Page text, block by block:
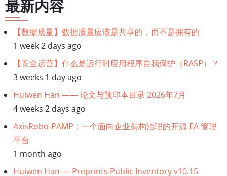
链
接：
数
字
化
营
销
最新内容
【数据质量】数据质量应该是共享的，而不是拥有的
1 week 2 days ago
【安全运营】什么是运行时应用程序自我保护（RASP）？
3 weeks 1 day ago
Huiwen Han —— 论文与预印本目录 2026年7月
4 weeks 2 days ago
AxisRobo-PAMP：一个面向企业架构治理的开源 EA 管理
平台
1 month ago
Huiwen Han — Preprints Public Inventory v10.15